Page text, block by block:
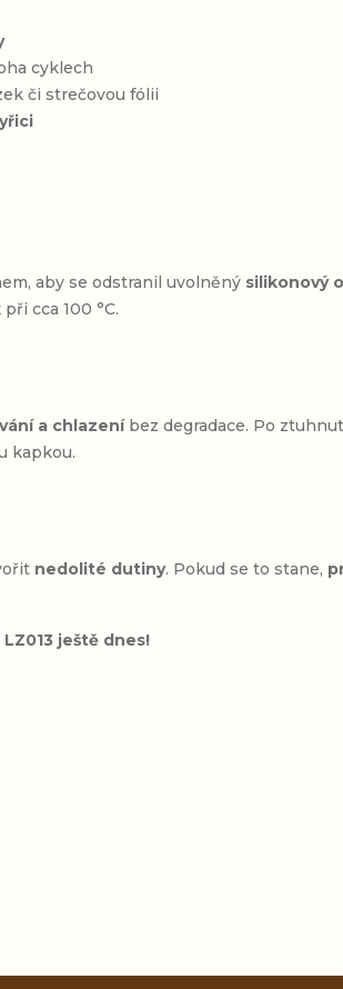
cyklech
či strečovou fólii
aby se odstranil uvolněný silikonový
při cca 100 °C.
a chlazeníbez degradace. Po
kapkou.
nedolité dutiny. Pokud se to stane,
ještě dnes!